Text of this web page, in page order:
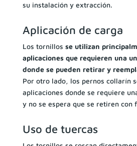
su instalación y extracción.
Aplicación de carga
Los tornillos se utilizan
aplicaciones que requieren una
donde se pueden retirar y
Por otro lado, los pernos collarín
aplicaciones donde se requiere
y no se espera que se retiren con
Uso de tuercas